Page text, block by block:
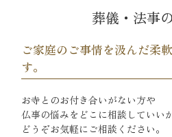
葬儀・法事
ご家庭のご事情を汲んだ柔
す。
お寺とのお付き合いがない方や
仏事の悩みをどこに相談していい
どうぞお気軽にご相談ください。